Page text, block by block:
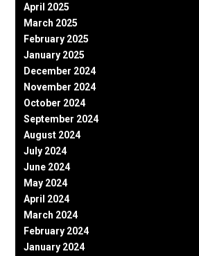
April 2025
March 2025
February 2025
January 2025
December 2024
November 2024
October 2024
September 2024
August 2024
July 2024
June 2024
May 2024
April 2024
March 2024
February 2024
January 2024